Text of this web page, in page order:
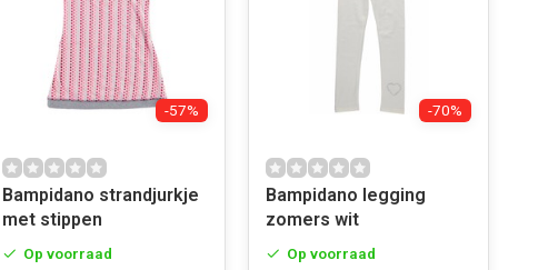
-57%
Bampidano strandjurkje
met stippen
Op voorraad
-70%
Bampidano legging
zomers wit
Op voorraad